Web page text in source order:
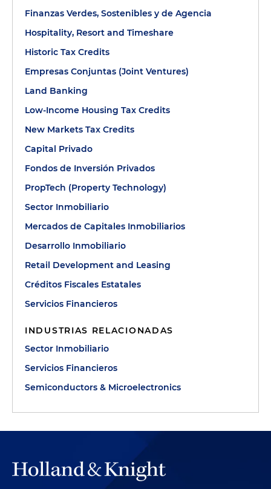
Finanzas Verdes, Sostenibles y de Agencia
Hospitality, Resort and Timeshare
Historic Tax Credits
Empresas Conjuntas (Joint Ventures)
Land Banking
Low-Income Housing Tax Credits
New Markets Tax Credits
Capital Privado
Fondos de Inversión Privados
PropTech (Property Technology)
Sector Inmobiliario
Mercados de Capitales Inmobiliarios
Desarrollo Inmobiliario
Retail Development and Leasing
Créditos Fiscales Estatales
Servicios Financieros
INDUSTRIAS RELACIONADAS
Sector Inmobiliario
Servicios Financieros
Semiconductors & Microelectronics